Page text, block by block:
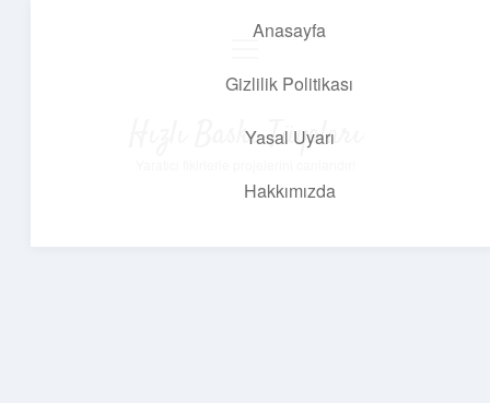
Anasayfa
Gizlilik Politikası
Yasal Uyarı
Hakkımızda
Hızlı Baskı Tüyoları